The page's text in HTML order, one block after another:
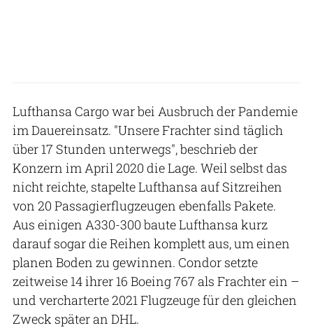
Lufthansa Cargo war bei Ausbruch der Pandemie
im Dauereinsatz. "Unsere Frachter sind täglich
über 17 Stunden unterwegs", beschrieb der
Konzern im April 2020 die Lage. Weil selbst das
nicht reichte, stapelte Lufthansa auf Sitzreihen
von 20 Passagierflugzeugen ebenfalls Pakete.
Aus einigen A330-300 baute Lufthansa kurz
darauf sogar die Reihen komplett aus, um einen
planen Boden zu gewinnen. Condor setzte
zeitweise 14 ihrer 16 Boeing 767 als Frachter ein –
und vercharterte 2021 Flugzeuge für den gleichen
Zweck später an DHL.